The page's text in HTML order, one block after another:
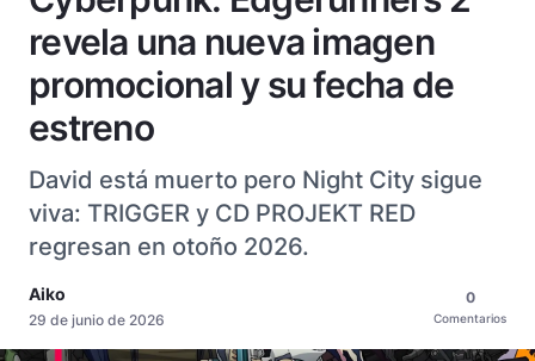
revela una nueva imagen
promocional y su fecha de
estreno
David está muerto pero Night City sigue
viva: TRIGGER y CD PROJEKT RED
regresan en otoño 2026.
Aiko
29 de junio de 2026
0
Comentarios